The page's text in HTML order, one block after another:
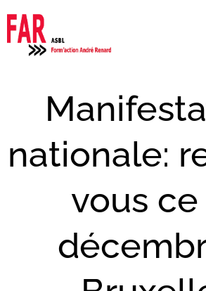
nationale:
vous ce